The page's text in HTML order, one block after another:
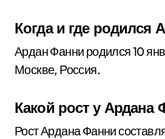
Когда и где родился
Ардан Фанни родился 10
Москве, Россия.
Какой рост у Ардана
Рост Ардана Фанни